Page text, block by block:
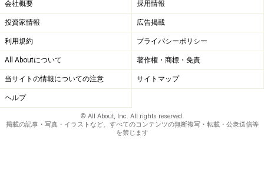
会社概要 採用情報
投資家情報 広告掲載
利用規約 プライバシーポリシー
All Aboutについて 著作権・商標・免責
当サイトの情報についての注意 サイトマップ
ヘルプ
© All About, Inc. All rights reserved.
掲載の記事・写真・イラストなど、すべてのコンテンツの無断複写・転載・公衆送信等
を禁じます